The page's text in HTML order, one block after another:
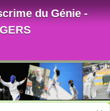
du Génie -